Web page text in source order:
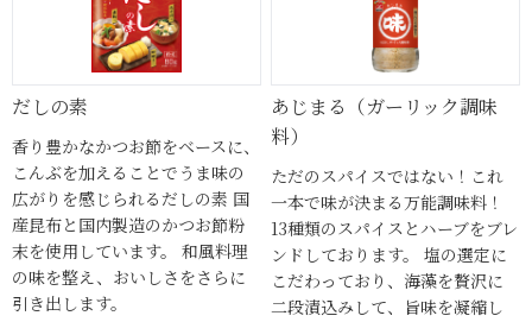
だしの素
香り豊かなかつお節をベースに、
こんぶを加えることでうま味の
広がりを感じられるだしの素 国
産昆布と国内製造のかつお節粉
末を使用しています。 和風料理
の味を整え、おいしさをさらに
引き出します。
あじまる（ガーリック調味
料）
ただのスパイスではない！これ
一本で味が決まる万能調味料！
13種類のスパイスとハーブをブレ
ンドしております。 塩の選定に
こだわっており、海藻を贅沢に
二段漬込みして、旨味を凝縮し